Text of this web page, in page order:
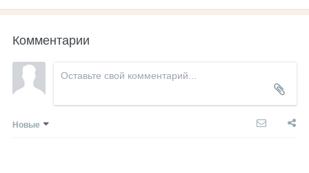
Комментарии
Новые